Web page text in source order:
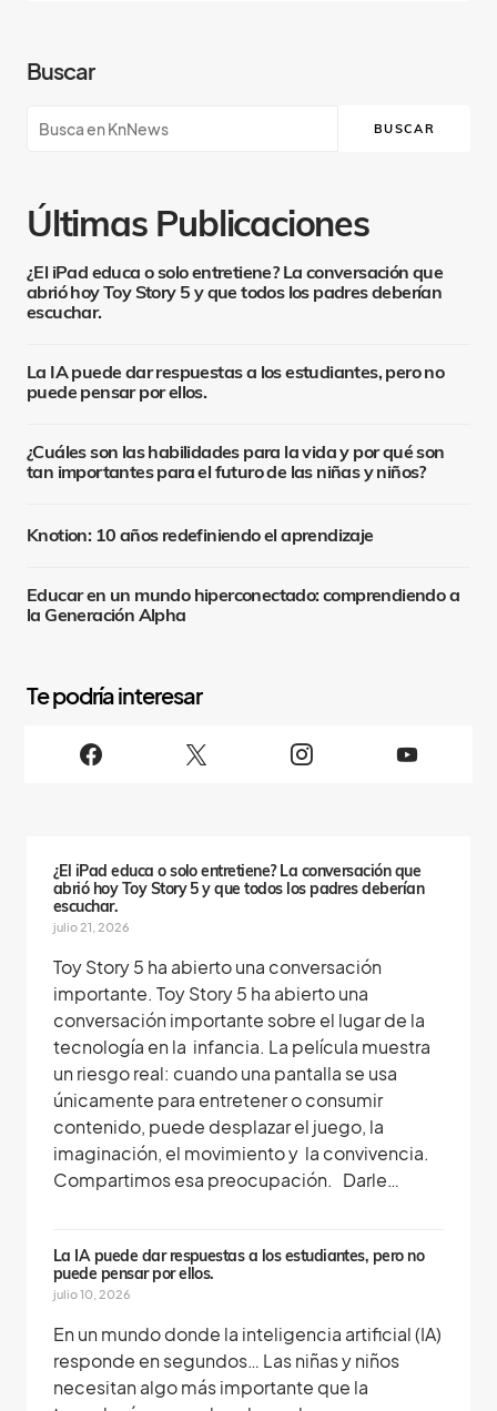
Buscar
BUSCAR
Últimas Publicaciones
¿El iPad educa o solo entretiene? La conversación que
abrió hoy Toy Story 5 y que todos los padres deberían
escuchar.
La IA puede dar respuestas a los estudiantes, pero no
puede pensar por ellos.
¿Cuáles son las habilidades para la vida y por qué son
tan importantes para el futuro de las niñas y niños?
Knotion: 10 años redefiniendo el aprendizaje
Educar en un mundo hiperconectado: comprendiendo a
la Generación Alpha
S
¿El iPad educa o solo entretiene? La conversación que
abrió hoy Toy Story 5 y que todos los padres deberían
escuchar.
julio 21, 2026
Toy Story 5 ha abierto una conversación
importante. Toy Story 5 ha abierto una
conversación importante sobre el lugar de la
tecnología en la infancia. La película muestra
un riesgo real: cuando una pantalla se usa
únicamente para entretener o consumir
contenido, puede desplazar el juego, la
imaginación, el movimiento y la convivencia.
Compartimos esa preocupación. Darle…
La IA puede dar respuestas a los estudiantes, pero no
puede pensar por ellos.
julio 10, 2026
En un mundo donde la inteligencia artificial (IA)
responde en segundos… Las niñas y niños
necesitan algo más importante que la